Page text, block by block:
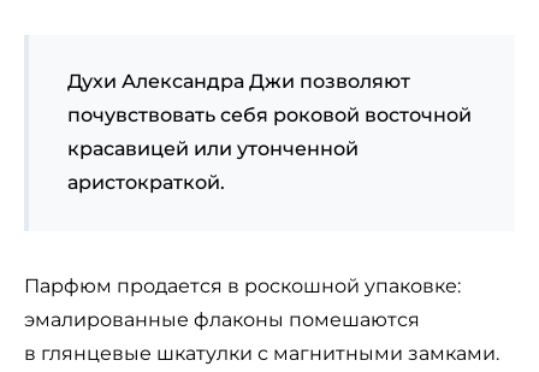
Духи Александра Джи позволяют
почувствовать себя роковой восточной
красавицей или утонченной
аристократкой.
Парфюм продается в роскошной упаковке:
эмалированные флаконы помешаются
в глянцевые шкатулки с магнитными замками.